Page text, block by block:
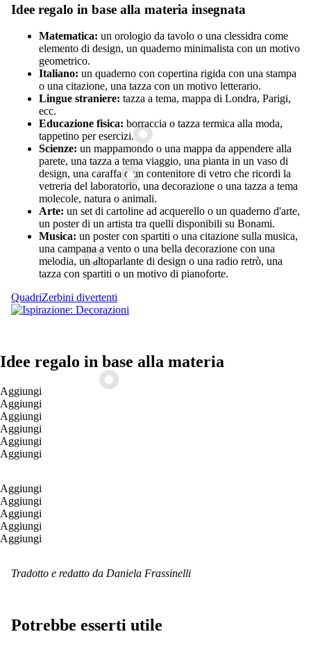
Idee regalo in base alla materia insegnata
Matematica: un orologio da tavolo o una clessidra come
elemento di design, un quaderno minimalista con un motivo
geometrico.
Italiano: un quaderno con copertina rigida con una stampa
o una citazione, una tazza con un motivo letterario.
Lingue straniere: tazza a tema, mappa di Londra, Parigi,
ecc.
Educazione fisica: borraccia o tazza termica alla moda,
tappetino per esercizi.
Scienze: un mappamondo o una mappa da appendere alla
parete, una tazza a tema viaggio, una pianta in un vaso di
design, una caraffa o un contenitore di vetro che ricordi la
vetreria del laboratorio, una decorazione o una tazza a tema
molecole, natura o animali.
Arte: un set di cartoline ad acquerello o un quaderno d'arte,
un poster di un artista tra quelli disponibili su Bonami.
Musica: un poster con spartiti o una citazione sulla musica,
una campana a vento o una bella decorazione con una
melodia, un altoparlante di design o una radio retrò, una
tazza con spartiti o un motivo di pianoforte.
QuadriZerbini divertenti
Idee regalo in base alla materia
Aggiungi
Aggiungi
Aggiungi
Aggiungi
Aggiungi
Aggiungi
Aggiungi
Aggiungi
Aggiungi
Aggiungi
Aggiungi
Tradotto e redatto da Daniela Frassinelli
Potrebbe esserti utile